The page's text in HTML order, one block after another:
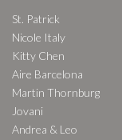
St. Patrick
Nicole Italy
Kitty Chen
Aire Barcelona
Martin Thornburg
Jovani
Andrea & Leo